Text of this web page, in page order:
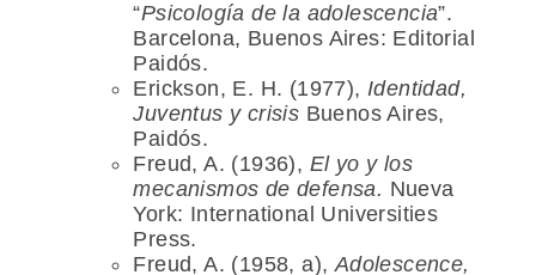
“Psicología de la adolescencia”.
Barcelona, Buenos Aires: Editorial
Paidós.
Erickson, E. H. (1977), Identidad,
Juventus y crisis Buenos Aires,
Paidós.
Freud, A. (1936), El yo y los
mecanismos de defensa. Nueva
York: International Universities
Press.
Freud, A. (1958, a), Adolescence,